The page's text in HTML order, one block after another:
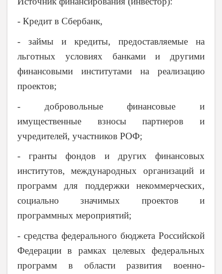
- Кредит в Сбербанк,
- займы и кредиты, предоставляемые на
льготных условиях банками и другими
финансовыми институтами на реализацию
проектов;
- добровольные финансовые и
имущественные взносы партнеров и
учредителей, участников РОФ;
- гранты фондов и других финансовых
институтов, международных организаций и
программ для поддержки некоммерческих,
социально значимых проектов и
программных мероприятий;
- средства федерального бюджета Российской
Федерации в рамках целевых федеральных
программ в области развития военно-